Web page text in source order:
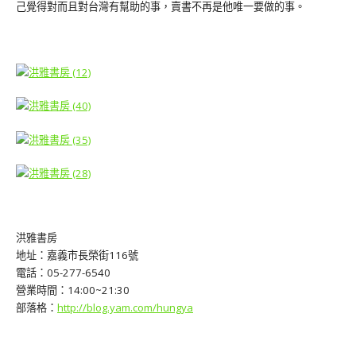
己覺得對而且對台灣有幫助的事，賣書不再是他唯一要做的事。
洪雅書房
地址：嘉義市長榮街116號
電話：05-277-6540
營業時間：14:00~21:30
部落格： http://blog.yam.com/hungya